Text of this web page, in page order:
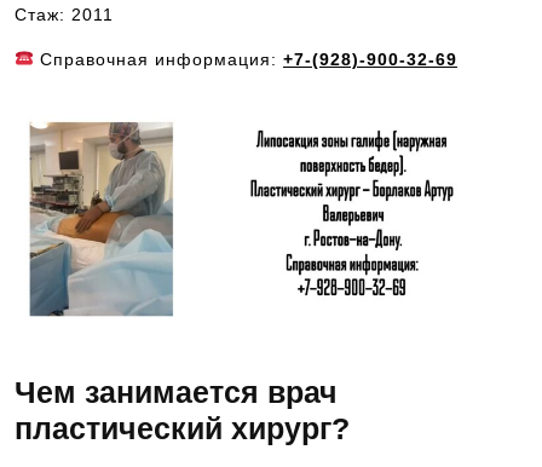
Стаж: 2011
Справочная информация: +7-(928)-900-32-69
Чем занимается врач
пластический хирург?